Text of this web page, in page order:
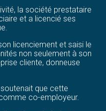
la société prestataire
et a licencié ses
licenciement et saisi le
non seulement à son
cliente, donneuse
que cette
co-employeur.